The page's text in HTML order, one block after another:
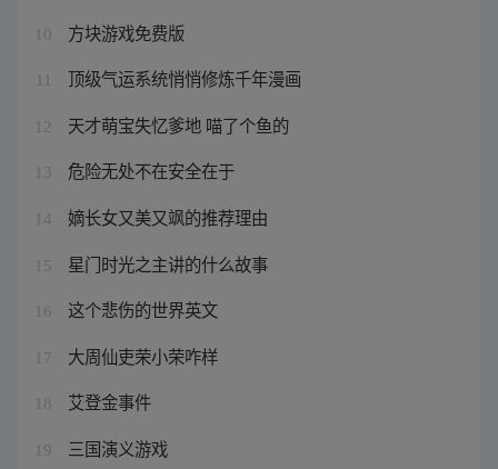
10 方块游戏免费版
顶级气运系统悄悄修炼千年漫画
12 天才萌宝失忆爹地 喵了个鱼的
13 危险无处不在安全在于
14 嫡长女又美又飒的推荐理由
15 星门时光之主讲的什么故事
16 这个悲伤的世界英文
17 大周仙吏荣小荣咋样
18 艾登金事件
19 三国演义游戏